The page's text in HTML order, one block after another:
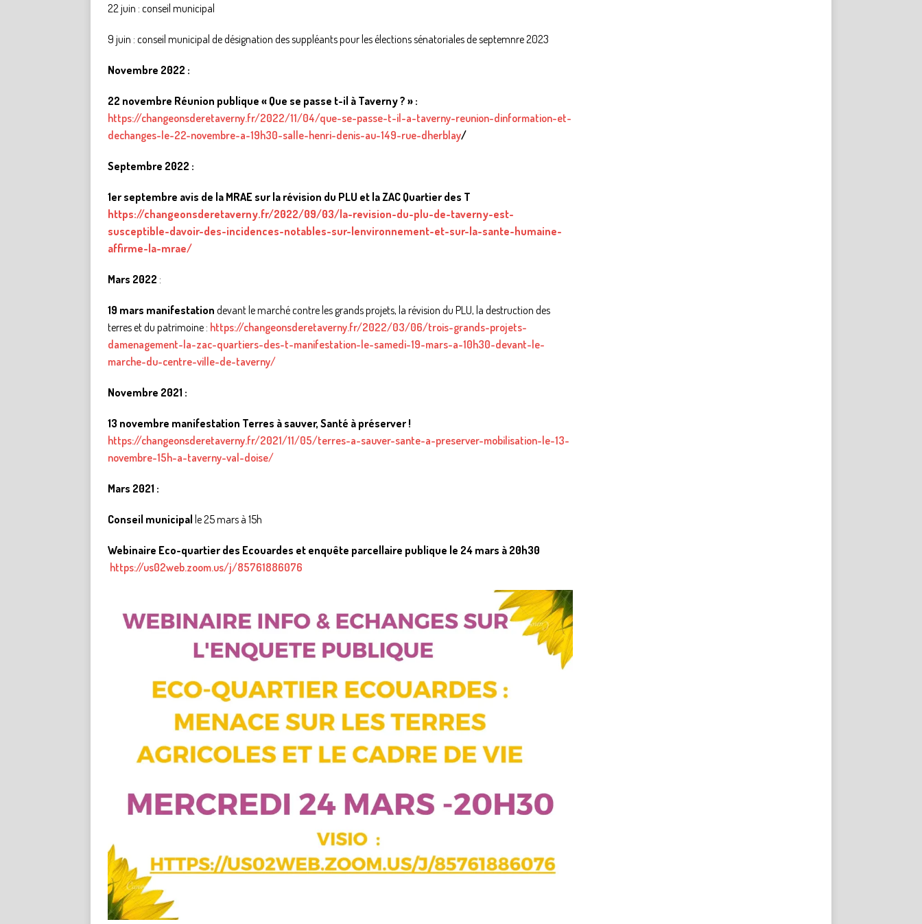
22 juin : conseil municipal
9 juin : conseil municipal de désignation des suppléants pour les élections sénatoriales de septemnre 2023
Novembre 2022 :
22 novembre Réunion publique « Que se passe t-il à Taverny ? » :
https://changeonsderetaverny.fr/2022/11/04/que-se-passe-t-il-a-taverny-reunion-dinformation-et-
dechanges-le-22-novembre-a-19h30-salle-henri-denis-au-149-rue-dherblay/
Septembre 2022 :
1er septembre avis de la MRAE sur la révision du PLU et la ZAC Quartier des T
https://changeonsderetaverny.fr/2022/09/03/la-revision-du-plu-de-taverny-est-
susceptible-davoir-des-incidences-notables-sur-lenvironnement-et-sur-la-sante-humaine-
affirme-la-mrae/
Mars 2022 :
19 mars manifestation devant le marché contre les grands projets, la révision du PLU, la destruction des
terres et du patrimoine : https://changeonsderetaverny.fr/2022/03/06/trois-grands-projets-
damenagement-la-zac-quartiers-des-t-manifestation-le-samedi-19-mars-a-10h30-devant-le-
marche-du-centre-ville-de-taverny/
Novembre 2021 :
13 novembre manifestation Terres à sauver, Santé à préserver !
https://changeonsderetaverny.fr/2021/11/05/terres-a-sauver-sante-a-preserver-mobilisation-le-13-
novembre-15h-a-taverny-val-doise/
Mars 2021 :
Conseil municipal le 25 mars à 15h
Webinaire Eco-quartier des Ecouardes et enquête parcellaire publique le 24 mars à 20h30
https://us02web.zoom.us/j/85761886076